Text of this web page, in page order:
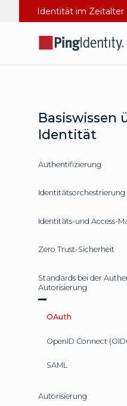
Identität im Zeitalter
Basiswissen
Identität
Authentifizierung
Identitätsorchestrierung
Identitäts-und Access-
Zero Trust-Sicherheit
Standards bei der
Autorisierung
OAuth
OpenID Connect
SAML
Autorisierung